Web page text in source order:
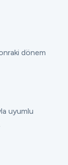
dönem
uyumlu